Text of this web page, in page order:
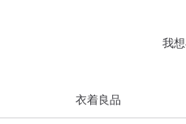
我
衣着良品